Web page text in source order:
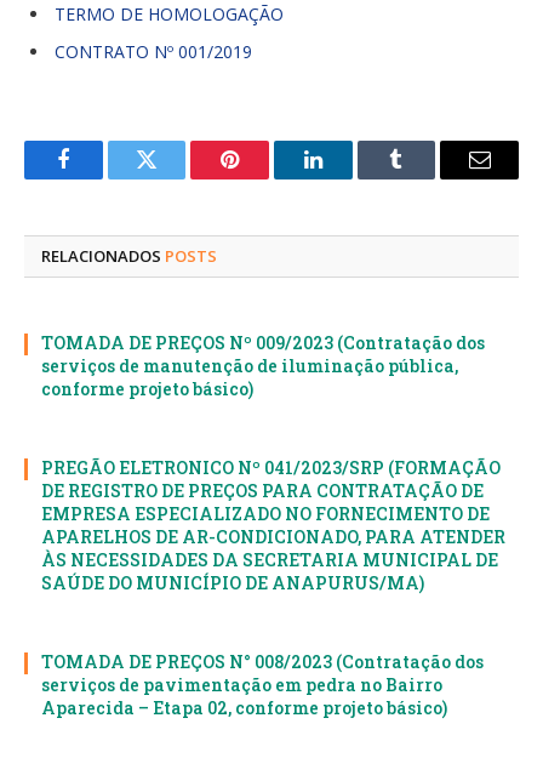
TERMO DE HOMOLOGAÇÃO
CONTRATO Nº 001/2019
FacebookTwitter Pinterest LinkedInTumblr
E-
RELACIONADOS POSTS
TOMADA DE PREÇOS Nº 009/2023 (Contratação dos
serviços de manutenção de iluminação pública,
conforme projeto básico)
PREGÃO ELETRONICO Nº 041/2023/SRP (FORMAÇÃO
DE REGISTRO DE PREÇOS PARA CONTRATAÇÃO DE
EMPRESA ESPECIALIZADO NO FORNECIMENTO DE
APARELHOS DE AR-CONDICIONADO, PARA ATENDER
ÀS NECESSIDADES DA SECRETARIA MUNICIPAL DE
SAÚDE DO MUNICÍPIO DE ANAPURUS/MA)
TOMADA DE PREÇOS N° 008/2023 (Contratação dos
serviços de pavimentação em pedra no Bairro
Aparecida – Etapa 02, conforme projeto básico)